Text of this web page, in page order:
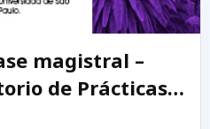
magistral –
de Prácticas